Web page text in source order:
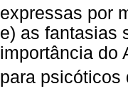
expressas por
e) as fantasias
importância do
para psicóticos